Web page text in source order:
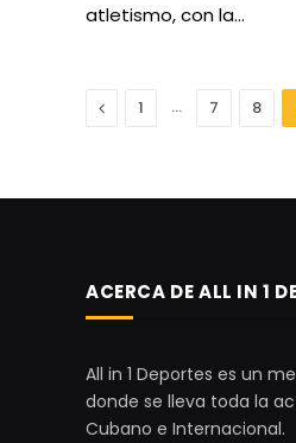
atletismo, con la…
Anterior
1 … 7 8
ACERCA DE ALL IN 1
All in 1 Deportes es un
donde se lleva toda la
Cubano e Internacional.